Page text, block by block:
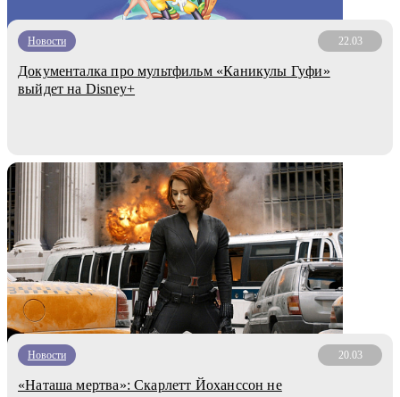
Новости 22.03
Документалка про мультфильм «Каникулы Гуфи»
выйдет на Disney+
Новости 20.03
«Наташа мертва»: Скарлетт Йоханссон не